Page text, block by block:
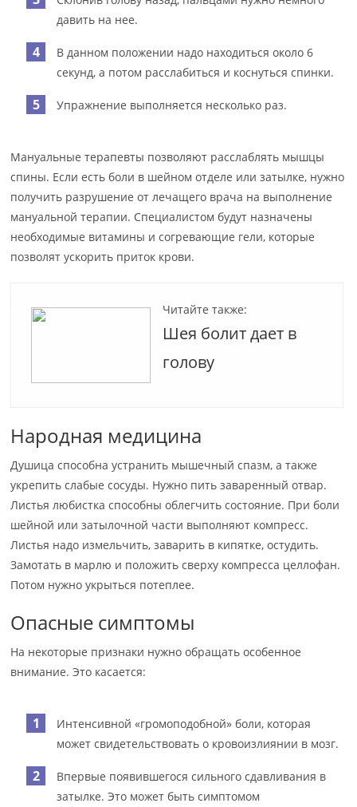
давить на нее.
В данном положении надо находиться около 6
секунд, а потом расслабиться и коснуться спинки.
Упражнение выполняется несколько раз.
Мануальные терапевты позволяют расслаблять мышцы
спины. Если есть боли в шейном отделе или затылке, нужно
получить разрушение от лечащего врача на выполнение
мануальной терапии. Специалистом будут назначены
необходимые витамины и согревающие гели, которые
позволят ускорить приток крови.
Читайте также:
Шея болит дает в
голову
Народная медицина
Душица способна устранить мышечный спазм, а также
укрепить слабые сосуды. Нужно пить заваренный отвар.
Листья любистка способны облегчить состояние. При боли
шейной или затылочной части выполняют компресс.
Листья надо измельчить, заварить в кипятке, остудить.
Замотать в марлю и положить сверху компресса целлофан.
Потом нужно укрыться потеплее.
Опасные симптомы
На некоторые признаки нужно обращать особенное
внимание. Это касается:
Интенсивной «громоподобной» боли, которая
может свидетельствовать о кровоизлиянии в мозг.
Впервые появившегося сильного сдавливания в
затылке. Это может быть симптомом